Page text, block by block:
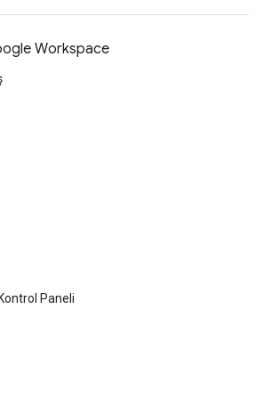
Workspace
Paneli